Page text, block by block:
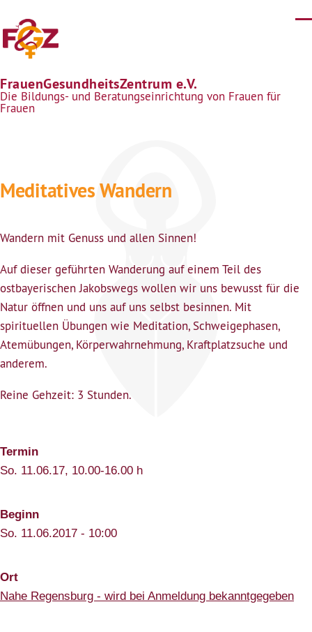
FrauenGesundheitsZentrum e.V.
Die Bildungs- und Beratungseinrichtung von Frauen für
Frauen
Meditatives Wandern
Wandern mit Genuss und allen Sinnen!
Auf dieser geführten Wanderung auf einem Teil des
ostbayerischen Jakobswegs wollen wir uns bewusst für die
Natur öffnen und uns auf uns selbst besinnen. Mit
spirituellen Übungen wie Meditation, Schweigephasen,
Atemübungen, Körperwahrnehmung, Kraftplatzsuche und
anderem.
Reine Gehzeit: 3 Stunden.
Termin
So. 11.06.17, 10.00-16.00 h
Beginn
So. 11.06.2017 - 10:00
Ort
Nahe Regensburg - wird bei Anmeldung bekanntgegeben